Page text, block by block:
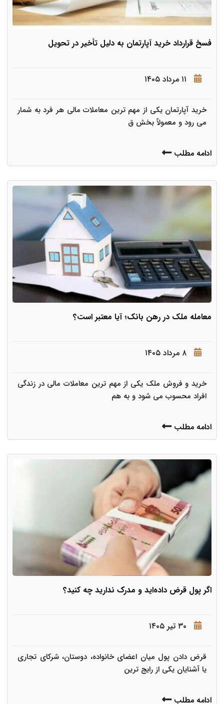
فسخ قرارداد خرید آپارتمان به دلیل تأخیر در تحویل
۱۱ مرداد ۱۴۰۵
خرید آپارتمان یکی از مهم ترین معاملات مالی هر فرد به شمار
می رود و معمولاً بخش ق
ادامه مطلب
معامله ملک در رهن بانک؛ آیا معتبر است؟
۸ مرداد ۱۴۰۵
خرید و فروش ملک یکی از مهم ترین معاملات مالی در زندگی
افراد محسوب می شود و به هم
ادامه مطلب
اگر پول قرض داده‌اید و مدرک ندارید چه کنید؟
۳۰ تیر ۱۴۰۵
قرض دادن پول میان اعضای خانواده، دوستان، شرکای تجاری
یا آشنایان یکی از رایج ترین
ادامه مطلب